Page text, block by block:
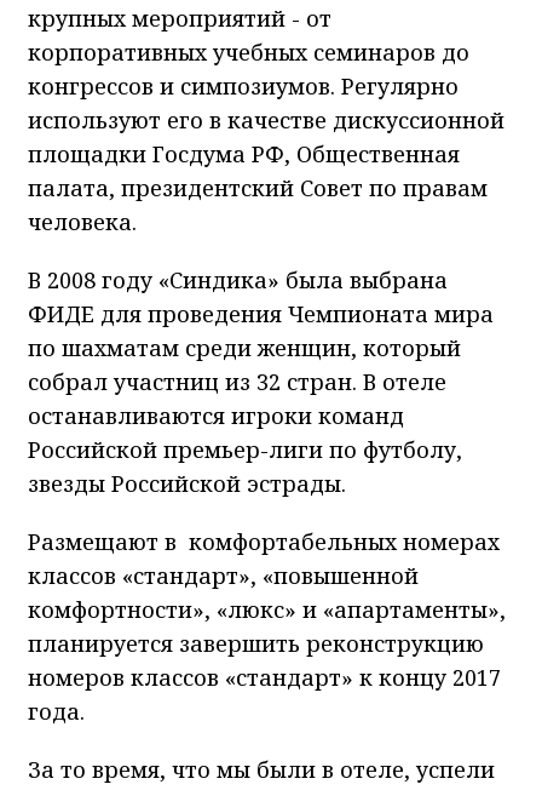
крупных мероприятий - от
корпоративных учебных семинаров до
конгрессов и симпозиумов. Регулярно
используют его в качестве дискуссионной
площадки Госдума РФ, Общественная
палата, президентский Совет по правам
человека.
В 2008 году «Синдика» была выбрана
ФИДЕ для проведения Чемпионата мира
по шахматам среди женщин, который
собрал участниц из 32 стран. В отеле
останавливаются игроки команд
Российской премьер-лиги по футболу,
звезды Российской эстрады.
Размещают в комфортабельных номерах
классов «стандарт», «повышенной
комфортности», «люкс» и «апартаменты»,
планируется завершить реконструкцию
номеров классов «стандарт» к концу 2017
года.
За то время, что мы были в отеле, успели